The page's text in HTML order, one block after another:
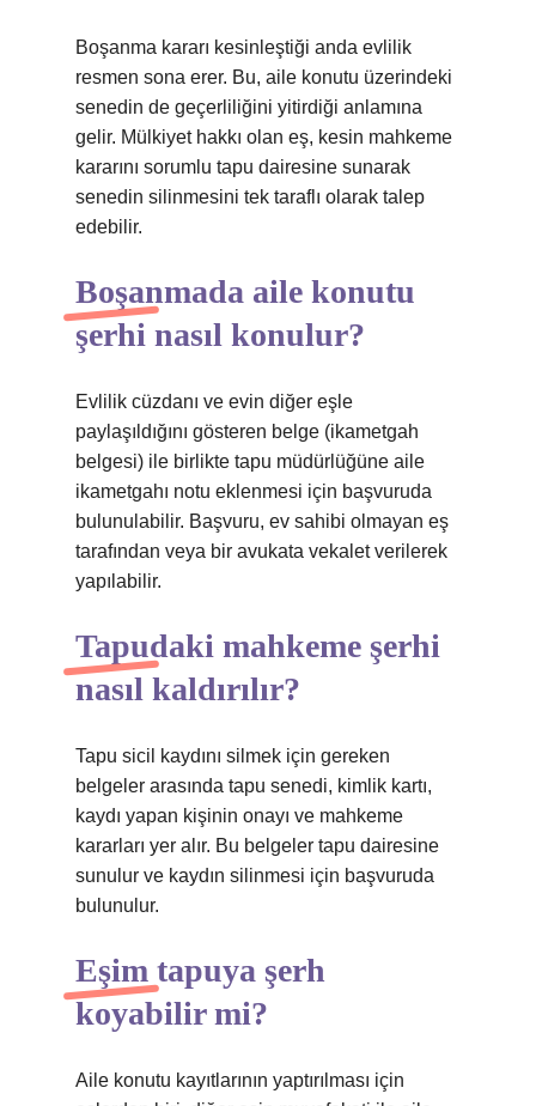
Boşanma kararı kesinleştiği anda evlilik
resmen sona erer. Bu, aile konutu üzerindeki
senedin de geçerliliğini yitirdiği anlamına
gelir. Mülkiyet hakkı olan eş, kesin mahkeme
kararını sorumlu tapu dairesine sunarak
senedin silinmesini tek taraflı olarak talep
edebilir.
Boşanmada aile konutu
şerhi nasıl konulur?
Evlilik cüzdanı ve evin diğer eşle
paylaşıldığını gösteren belge (ikametgah
belgesi) ile birlikte tapu müdürlüğüne aile
ikametgahı notu eklenmesi için başvuruda
bulunulabilir. Başvuru, ev sahibi olmayan eş
tarafından veya bir avukata vekalet verilerek
yapılabilir.
Tapudaki mahkeme şerhi
nasıl kaldırılır?
Tapu sicil kaydını silmek için gereken
belgeler arasında tapu senedi, kimlik kartı,
kaydı yapan kişinin onayı ve mahkeme
kararları yer alır. Bu belgeler tapu dairesine
sunulur ve kaydın silinmesi için başvuruda
bulunulur.
Eşim tapuya şerh
koyabilir mi?
Aile konutu kayıtlarının yaptırılması için